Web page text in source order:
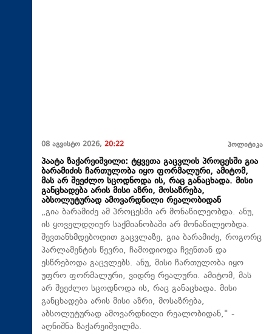
08 აგვისტო 2026, 20:22 პოლიტიკა
პაატა ზაქარეიშვილი: ტყვეთა გაცვლის პროცესში გია
ბარამიძის ჩართულობა იყო ფორმალური, ამიტომ,
მას არ შეეძლო სცოდნოდა ის, რაც განაცხადა. მისი
განცხადება არის მისი აზრი, მოსაზრება,
აბსოლუტურად ამოვარდნილი რეალობიდან
„გია ბარამიძე ამ პროცესში არ მონაწილეობდა. ანუ,
ის ყოველდღიურ საქმიანობაში არ მონაწილეობდა.
შევთანხმდებოდით გაცვლაზე, გია ბარამიძე, როგორც
პარლამენტის წევრი, ჩამოდიოდა ჩვენთან და
ესწრებოდა გაცვლებს. ანუ, მისი ჩართულობა იყო
უფრო ფორმალური, ვიდრე რეალური. ამიტომ, მას
არ შეეძლო სცოდნოდა ის, რაც განაცხადა. მისი
განცხადება არის მისი აზრი, მოსაზრება,
აბსოლუტურად ამოვარდნილი რეალობიდან," -
აღნიშნა ზაქარეიშვილმა.